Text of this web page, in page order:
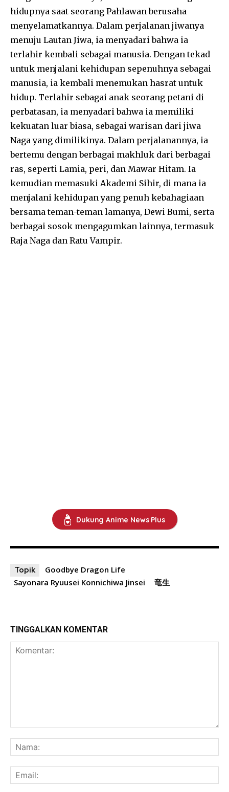
hidupnya saat seorang Pahlawan berusaha
menyelamatkannya. Dalam perjalanan jiwanya
menuju Lautan Jiwa, ia menyadari bahwa ia
terlahir kembali sebagai manusia. Dengan tekad
untuk menjalani kehidupan sepenuhnya sebagai
manusia, ia kembali menemukan hasrat untuk
hidup. Terlahir sebagai anak seorang petani di
perbatasan, ia menyadari bahwa ia memiliki
kekuatan luar biasa, sebagai warisan dari jiwa
Naga yang dimilikinya. Dalam perjalanannya, ia
bertemu dengan berbagai makhluk dari berbagai
ras, seperti Lamia, peri, dan Mawar Hitam. Ia
kemudian memasuki Akademi Sihir, di mana ia
menjalani kehidupan yang penuh kebahagiaan
bersama teman-teman lamanya, Dewi Bumi, serta
berbagai sosok mengagumkan lainnya, termasuk
Raja Naga dan Ratu Vampir.
Dukung Anime News Plus
Topik
Goodbye Dragon Life
Sayonara Ryuusei Konnichiwa Jinsei
竜生
TINGGALKAN KOMENTAR